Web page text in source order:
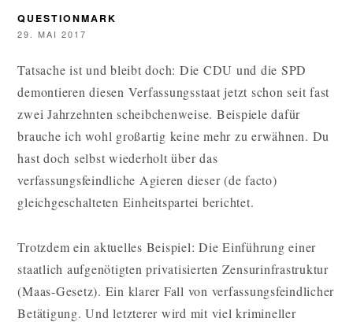
QUESTIONMARK
29. MAI 2017
Tatsache ist und bleibt doch: Die CDU und die SPD
demontieren diesen Verfassungsstaat jetzt schon seit fast
zwei Jahrzehnten scheibchenweise. Beispiele dafür
brauche ich wohl großartig keine mehr zu erwähnen. Du
hast doch selbst wiederholt über das
verfassungsfeindliche Agieren dieser (de facto)
gleichgeschalteten Einheitspartei berichtet.
Trotzdem ein aktuelles Beispiel: Die Einführung einer
staatlich aufgenötigten privatisierten Zensurinfrastruktur
(Maas-Gesetz). Ein klarer Fall von verfassungsfeindlicher
Betätigung. Und letzterer wird mit viel krimineller